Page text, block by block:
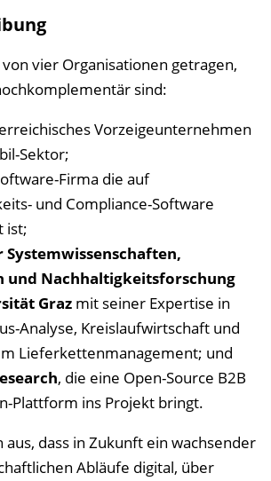
e
e
s
e
i
n
b
vier Organisationen getragen,
sind:
Vorzeigeunternehmen
Sektor;
Firma die auf
und Compliance-Software
ist;
und Nachhaltigkeitsforschung
Graz mit seiner Expertise in
Analyse, Kreislaufwirtschaft und
Lieferkettenmanagement; und
, die eine Open-Source B2B
Plattform ins Projekt bringt.
aus, dass in Zukunft ein wachsender
Abläufe digital, über